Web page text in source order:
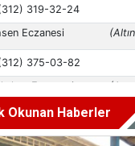
Okunan Haberler